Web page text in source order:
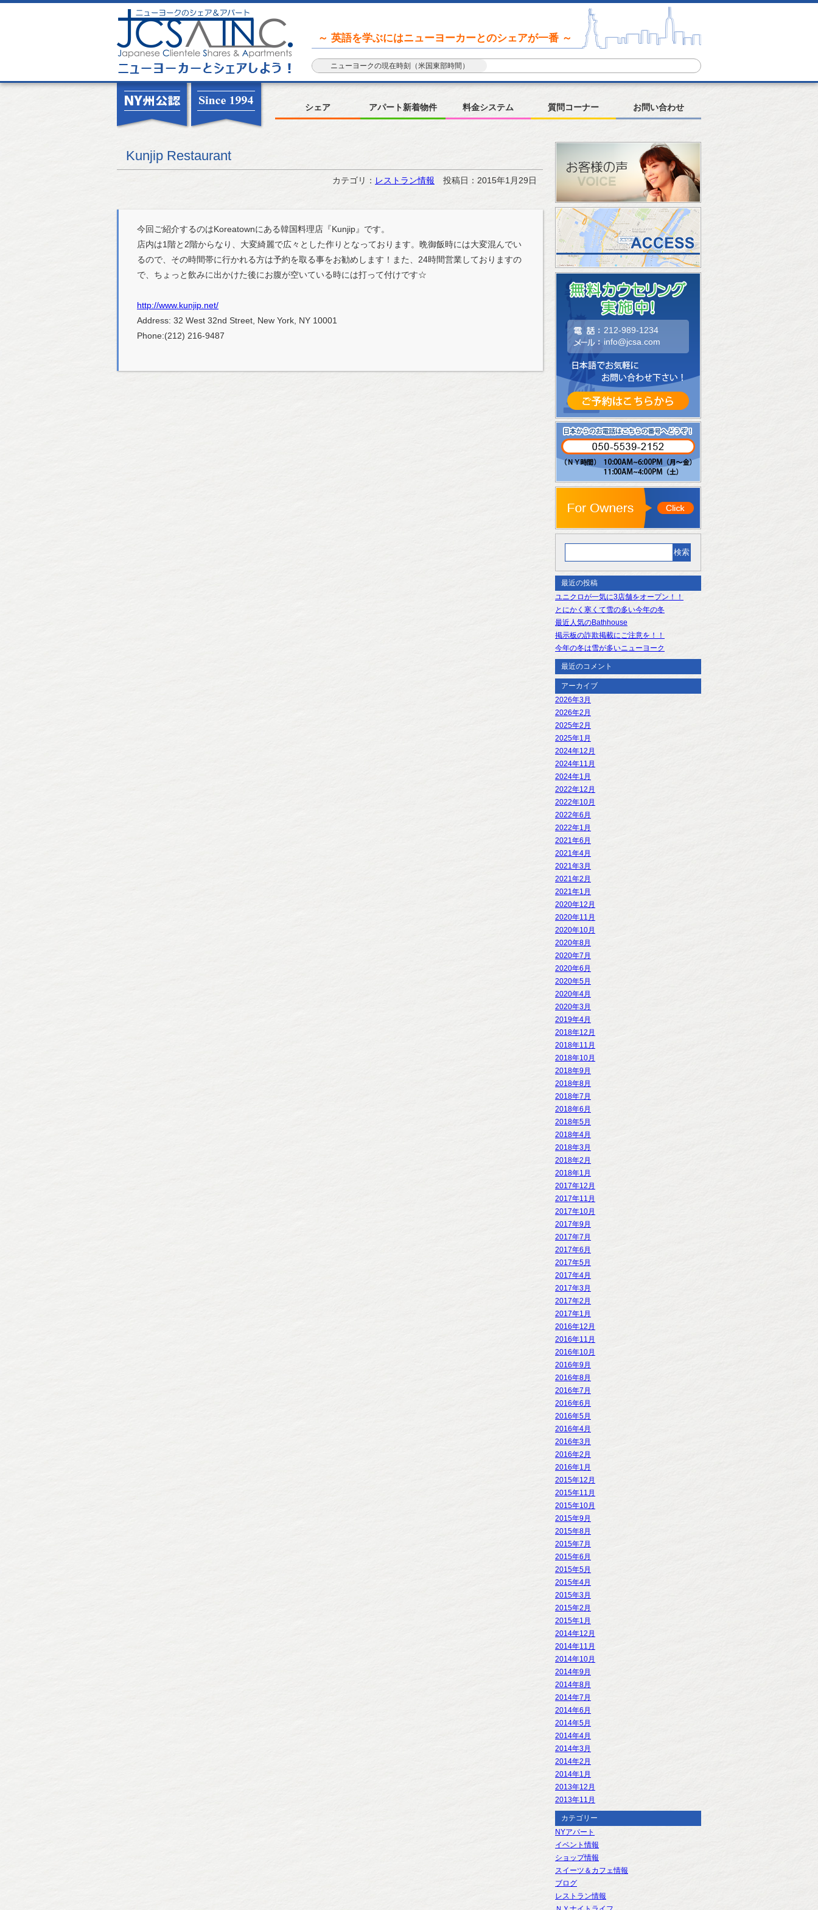
～ 英語を学ぶにはニューヨーカーとのシェアが一番 ～
ニューヨークの現在時刻（米国東部時間）
シェア アパート新着物件 料金システム 質問コーナー お問い合わせ
Kunjip Restaurant
カテゴリ： レストラン情報 投稿日：2015年1月29日
今回ご紹介するのはKoreatownにある韓国料理店『Kunjip』です。
店内は1階と2階からなり、大変綺麗で広々とした作りとなっております。晩御飯時には大変混んでい
るので、その時間帯に行かれる方は予約を取る事をお勧めします！また、24時間営業しておりますの
で、ちょっと飲みに出かけた後にお腹が空いている時には打って付けです☆
http://www.kunjip.net/
Address: 32 West 32nd Street, New York, NY 10001
Phone:(212) 216-9487
212-989-1234
info@jcsa.com
最近の投稿
ユニクロが一気に3店舗をオープン！！
とにかく寒くて雪の多い今年の冬
最近人気のBathhouse
掲示板の詐欺掲載にご注意を！！
今年の冬は雪が多いニューヨーク
最近のコメント
アーカイブ
2026年3月
2026年2月
2025年2月
2025年1月
2024年12月
2024年11月
2024年1月
2022年12月
2022年10月
2022年6月
2022年1月
2021年6月
2021年4月
2021年3月
2021年2月
2021年1月
2020年12月
2020年11月
2020年10月
2020年8月
2020年7月
2020年6月
2020年5月
2020年4月
2020年3月
2019年4月
2018年12月
2018年11月
2018年10月
2018年9月
2018年8月
2018年7月
2018年6月
2018年5月
2018年4月
2018年3月
2018年2月
2018年1月
2017年12月
2017年11月
2017年10月
2017年9月
2017年7月
2017年6月
2017年5月
2017年4月
2017年3月
2017年2月
2017年1月
2016年12月
2016年11月
2016年10月
2016年9月
2016年8月
2016年7月
2016年6月
2016年5月
2016年4月
2016年3月
2016年2月
2016年1月
2015年12月
2015年11月
2015年10月
2015年9月
2015年8月
2015年7月
2015年6月
2015年5月
2015年4月
2015年3月
2015年2月
2015年1月
2014年12月
2014年11月
2014年10月
2014年9月
2014年8月
2014年7月
2014年6月
2014年5月
2014年4月
2014年3月
2014年2月
2014年1月
2013年12月
2013年11月
カテゴリー
NYアパート
イベント情報
ショップ情報
スイーツ＆カフェ情報
ブログ
レストラン情報